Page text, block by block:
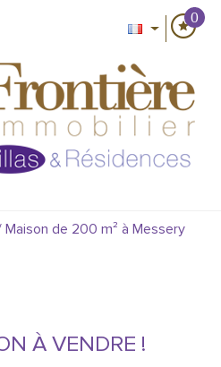
0
Maison de 200 m² à Messery
À VENDRE !